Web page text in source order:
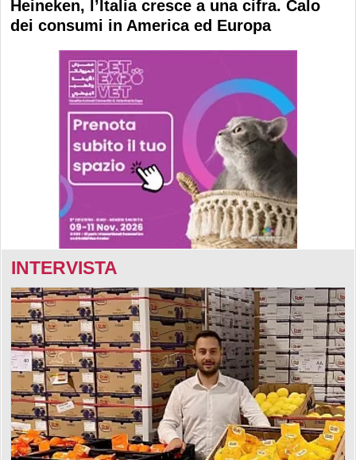
Heineken, l’Italia cresce a una cifra. Calo
dei consumi in America ed Europa
INTERVISTA